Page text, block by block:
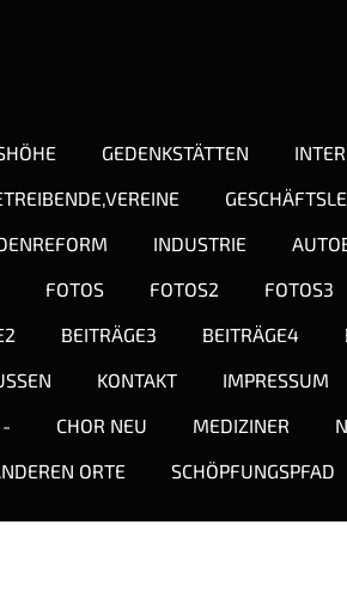
GEDENKSTÄTTEN
INDUSTRIE
FOTOS FOTOS2 FOTOS3
BEITRÄGE3 BEITRÄGE4
KONTAKT IMPRESSUM
- CHOR NEU MEDIZINER
ORTE SCHÖPFUNGSPFAD